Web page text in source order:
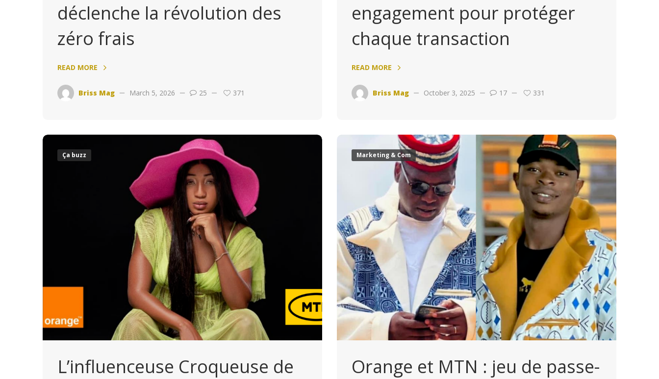
déclenche la révolution des
zéro frais
READ MORE
Briss Mag March 5, 2026 25 371
engagement pour protéger
chaque transaction
READ MORE
Briss Mag October 3, 2025 17 331
Ça buzz
L’influenceuse Croqueuse de
Marketing & Com
Orange et MTN : jeu de passe-